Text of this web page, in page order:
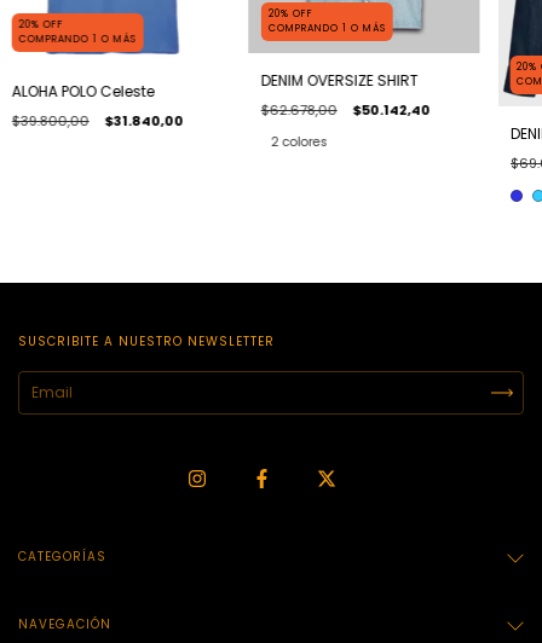
20% OFF
COMPRANDO 1 O MÁS
ALOHA POLO Celeste
$39.800,00 $31.840,00
20% OFF
COMPRANDO 1 O MÁS
DENIM OVERSIZE SHIRT
$62.678,00 $50.142,40
2 colores
20%
SUSCRIBITE A NUESTRO NEWSLETTER
CATEGORÍAS
NAVEGACIÓN